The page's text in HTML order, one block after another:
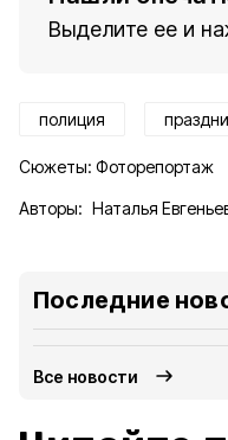
Выделите ее и
полиция
Сюжеты: Фоторепортаж
Авторы: Наталья
Последние
Все новости